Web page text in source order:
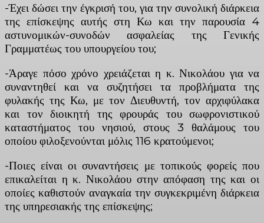
-Έχει δώσει την έγκρισή του, για την συνολική διάρκεια
της επίσκεψης αυτής στη Κω και την παρουσία 4
αστυνομικών-συνοδών ασφαλείας της Γενικής
Γραμματέως του υπουργείου του;
-Άραγε πόσο χρόνο χρειάζεται η κ. Νικολάου για να
συναντηθεί και να συζητήσει τα προβλήματα της
φυλακής της Κω, με τον Διευθυντή, τον αρχιφύλακα
και τον διοικητή της φρουράς του σωφρονιστικού
καταστήματος του νησιού, στους 3 θαλάμους του
οποίου φιλοξενούνται μόλις 116 κρατούμενοι;
-Ποιες είναι οι συναντήσεις με τοπικούς φορείς που
επικαλείται η κ. Νικολάου στην απόφαση της και οι
οποίες καθιστούν αναγκαία την συγκεκριμένη διάρκεια
της υπηρεσιακής της επίσκεψης;